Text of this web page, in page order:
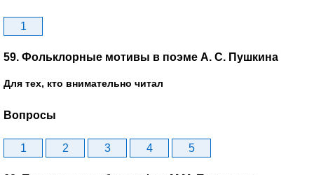
1
59. Фольклорные мотивы в поэме А. С. Пушкина
Для тех, кто внимательно читал
Вопросы
1 2 3 4 5